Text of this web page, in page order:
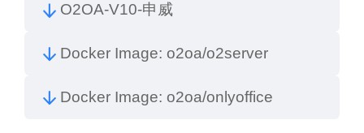
O2OA-V10-申威
Docker Image: o2oa/o2server
Docker Image: o2oa/onlyoffice